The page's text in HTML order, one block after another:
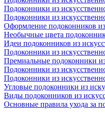
Подоконники из
Подоконники из
Оформление подоконников
Необычные цвета
Идеи подоконников из
Подоконники из
Премиальные подоконники
Подоконники из
Подоконники из
Угловые подоконники из
Виды подоконников из
Основные правила ухода за